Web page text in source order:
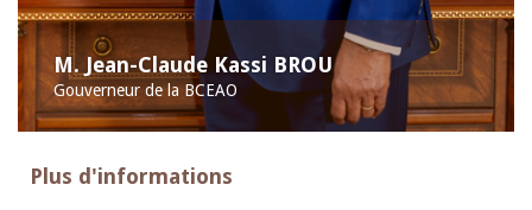
M. Jean-Claude Kassi BROU
Gouverneur de la BCEAO
Plus d'informations